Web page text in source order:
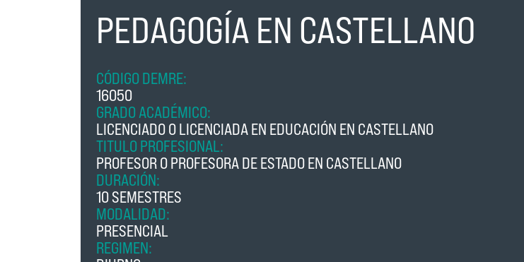
PEDAGOGÍA EN CASTELLANO
CÓDIGO DEMRE:
16050
GRADO ACADÉMICO:
LICENCIADO O LICENCIADA EN EDUCACIÓN EN CASTELLANO
TITULO PROFESIONAL:
PROFESOR O PROFESORA DE ESTADO EN CASTELLANO
DURACIÓN:
10 SEMESTRES
MODALIDAD:
PRESENCIAL
REGIMEN: